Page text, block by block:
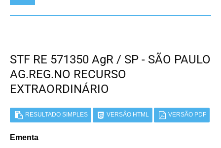
STF RE 571350 AgR / SP - SÃO PAULO
AG.REG.NO RECURSO
EXTRAORDINÁRIO
RESULTADO SIMPLES VERSÃO HTML VERSÃO PDF
Ementa